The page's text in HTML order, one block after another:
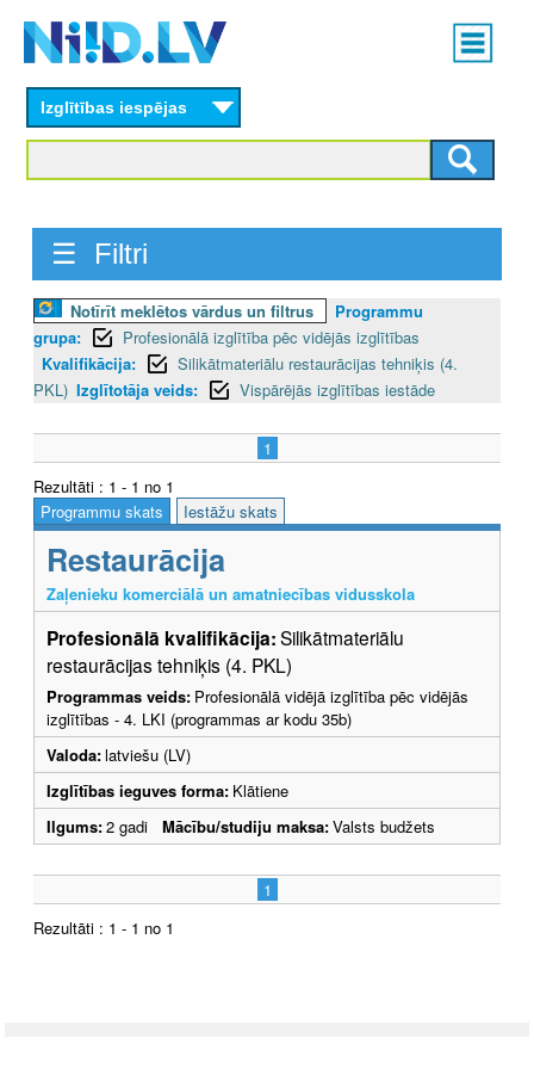
content
Main
menu
Izglītības iespējas
☰ Filtri
Notīrīt meklētos vārdus un filtrus
Programmu
grupa:
Profesionālā izglītība pēc vidējās izglītības
Kvalifikācija:
Silikātmateriālu restaurācijas tehniķis (4.
PKL) Izglītotāja veids: Vispārējās izglītības iestāde
1
Rezultāti : 1 - 1 no 1
Programmu skats
Iestāžu skats
Restaurācija
Zaļenieku komerciālā un amatniecības vidusskola
Profesionālā kvalifikācija:Silikātmateriālu
restaurācijas tehniķis (4. PKL)
Programmas veids: Profesionālā vidējā izglītība pēc vidējās
izglītības - 4. LKI (programmas ar kodu 35b)
Valoda:latviešu (LV)
Izglītības ieguves forma: Klātiene
Ilgums:2 gadi Mācību/studiju maksa:Valsts budžets
1
Rezultāti : 1 - 1 no 1